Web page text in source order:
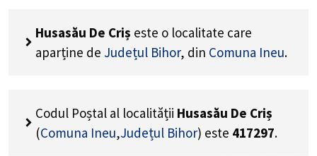
Husasău De Criș este o localitate care
aparține de Județul Bihor, din Comuna Ineu.
Codul Poștal al localității Husasău De Criș
(Comuna Ineu,Județul Bihor) este 417297.